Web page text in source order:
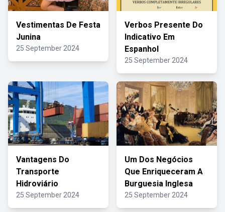
Vestimentas De Festa
Junina
25 September 2024
Verbos Presente Do
Indicativo Em
Espanhol
25 September 2024
Vantagens Do
Transporte
Hidroviário
25 September 2024
Um Dos Negócios
Que Enriqueceram A
Burguesia Inglesa
25 September 2024